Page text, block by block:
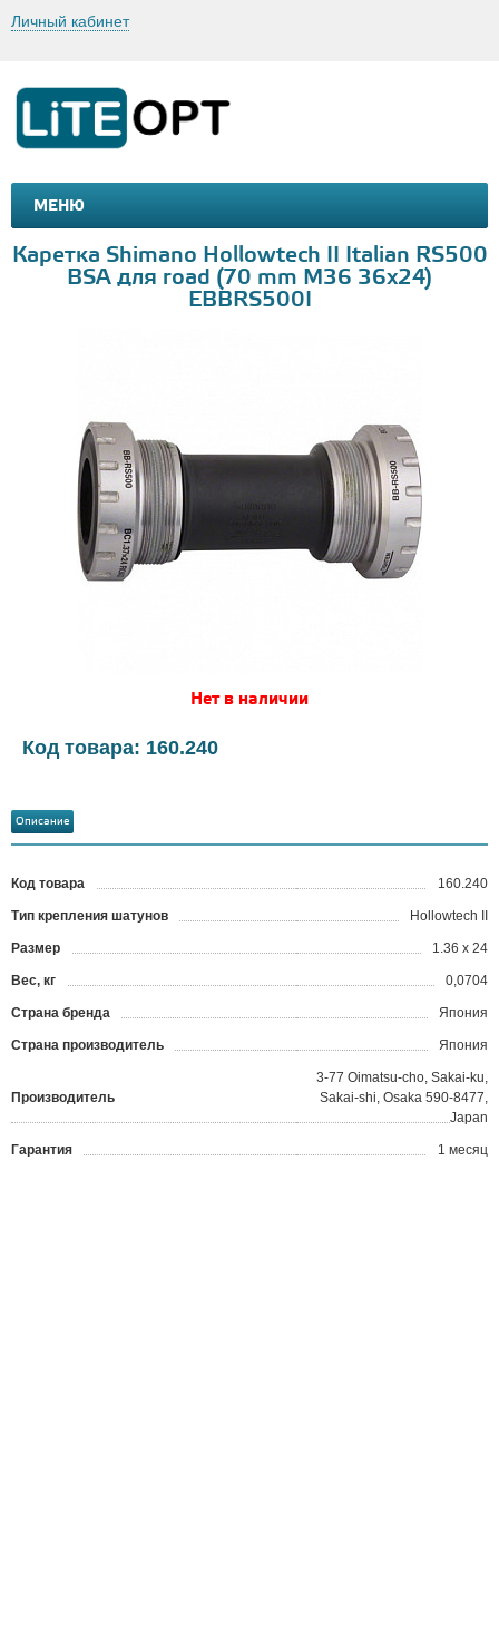
Личный кабинет
МЕНЮ
МАШИНКИ И МОТОЦИКЛЫ
Каретка Shimano Hollowtech II Italian RS500
BSA для road (70 mm M36 36x24)
EBBRS500I
Нет в наличии
Код товара: 160.240
Описание
Код товара 160.240
Тип крепления шатунов Hollowtech II
Размер 1.36 x 24
Вес, кг 0,0704
Страна бренда Япония
Страна производитель Япония
Производитель
3-77 Oimatsu-cho, Sakai-ku,
Sakai-shi, Osaka 590-8477,
Japan
Гарантия 1 месяц